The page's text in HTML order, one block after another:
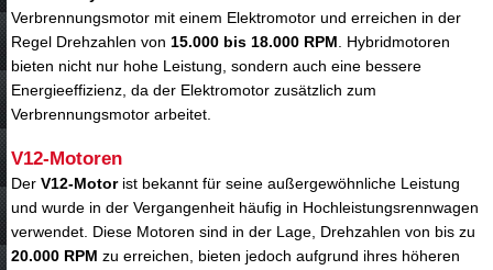
Verbrennungsmotor mit einem Elektromotor und erreichen in der
Regel Drehzahlen von 15.000 bis 18.000 RPM . Hybridmotoren
bieten nicht nur hohe Leistung, sondern auch eine bessere
Energieeffizienz, da der Elektromotor zusätzlich zum
Verbrennungsmotor arbeitet.
V12-Motoren
Der V12-Motorist bekannt für seine außergewöhnliche Leistung
und wurde in der Vergangenheit häufig in Hochleistungsrennwagen
verwendet. Diese Motoren sind in der Lage, Drehzahlen von bis zu
20.000 RPM zu erreichen, bieten jedoch aufgrund ihres höheren